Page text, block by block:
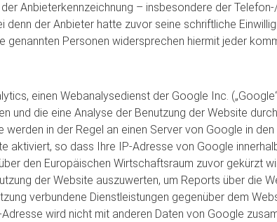
Anbieterkennzeichnung – insbesondere der
denn der Anbieter hatte zuvor seine schriftliche
genannten Personen widersprechen hiermit jeder
einen Webanalysedienst der Google Inc.
und die eine Analyse der Benutzung der Website
werden in der Regel an einen Server von Google in
aktiviert, so dass Ihre IP-Adresse von Google
den Europäischen Wirtschaftsraum zuvor gekürzt
der Website auszuwerten, um Reports über die
verbundene Dienstleistungen gegenüber dem
wird nicht mit anderen Daten von Google